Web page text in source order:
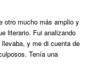
otro mucho más amplio y
literario. Fui analizando
y me di cuenta de
Tenía una